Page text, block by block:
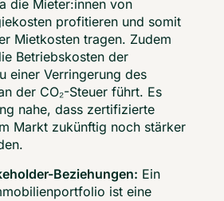
die Mieter:innen von
profitieren und somit
Mietkosten tragen. Zudem
Betriebskosten der
einer Verringerung des
der CO₂-Steuer führt. Es
nahe, dass zertifizierte
Markt zukünftig noch stärker
Beziehungen: Ein
ist eine